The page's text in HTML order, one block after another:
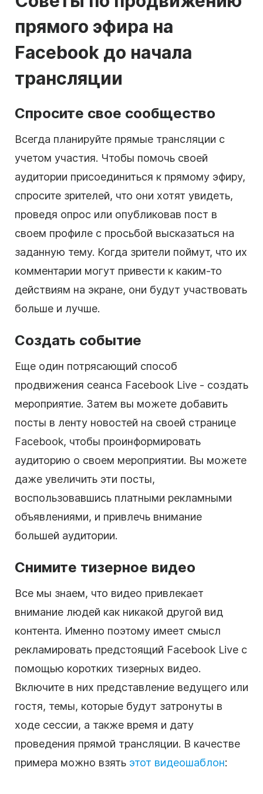
прямого эфира на
Facebook до начала
трансляции
Спросите свое сообщество
Всегда планируйте прямые трансляции с
учетом участия. Чтобы помочь своей
аудитории присоединиться к прямому эфиру,
спросите зрителей, что они хотят увидеть,
проведя опрос или опубликовав пост в
своем профиле с просьбой высказаться на
заданную тему. Когда зрители поймут, что их
комментарии могут привести к каким-то
действиям на экране, они будут участвовать
больше и лучше.
Создать событие
Еще один потрясающий способ
продвижения сеанса Facebook Live - создать
мероприятие. Затем вы можете добавить
посты в ленту новостей на своей странице
Facebook, чтобы проинформировать
аудиторию о своем мероприятии. Вы можете
даже увеличить эти посты,
воспользовавшись платными рекламными
объявлениями, и привлечь внимание
большей аудитории.
Снимите тизерное видео
Все мы знаем, что видео привлекает
внимание людей как никакой другой вид
контента. Именно поэтому имеет смысл
рекламировать предстоящий Facebook Live с
помощью коротких тизерных видео.
Включите в них представление ведущего или
гостя, темы, которые будут затронуты в
ходе сессии, а также время и дату
проведения прямой трансляции. В качестве
примера можно взять этот видеошаблон: